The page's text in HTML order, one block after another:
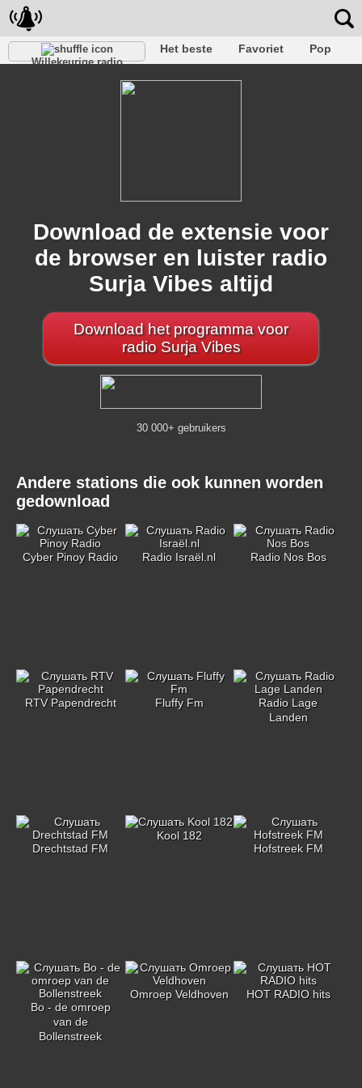
Willekeurige radio
Het beste Favoriet
Pop
Falk
Download de extensie voor
de browser en luister radio
Surja Vibes altijd
Download het programma voor
radio Surja Vibes
30 000+ gebruikers
Andere stations die ook kunnen worden
gedownload
Cyber Pinoy Radio Radio Israël.nl Radio Nos Bos
RTV Papendrecht Fluffy Fm
Radio Lage
Landen
Drechtstad FM
Kool 182
Hofstreek FM
Bo - de omroep
van de
Bollenstreek
Omroep Veldhoven HOT RADIO hits